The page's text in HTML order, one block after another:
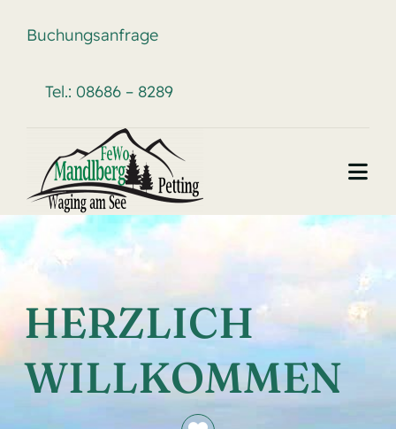
Buchungsanfrage
Tel.: 08686 – 8289
Home
Buchungskalender
Gastgeber
HERZLICH
WILLKOMMEN